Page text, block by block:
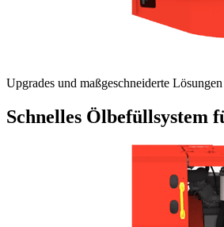
Upgrades und maßgeschneiderte Lösungen
Schnelles Ölbefüllsystem